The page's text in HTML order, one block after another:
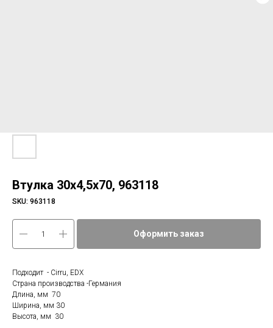
Втулка 30х4,5х70, 963118
SKU: 963118
Оформить заказ
Подходит - Cirru, EDX
Страна производства -Германия
Длина, мм 70
Ширина, мм 30
Высота, мм 30